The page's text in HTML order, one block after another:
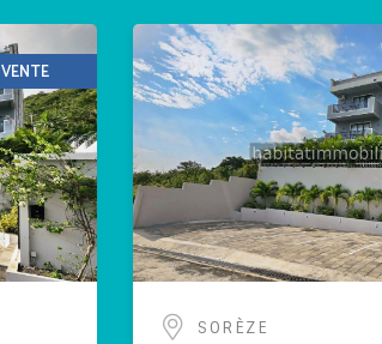
VENTE
SORÈZE